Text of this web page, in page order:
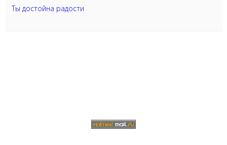
Ты достойна радости